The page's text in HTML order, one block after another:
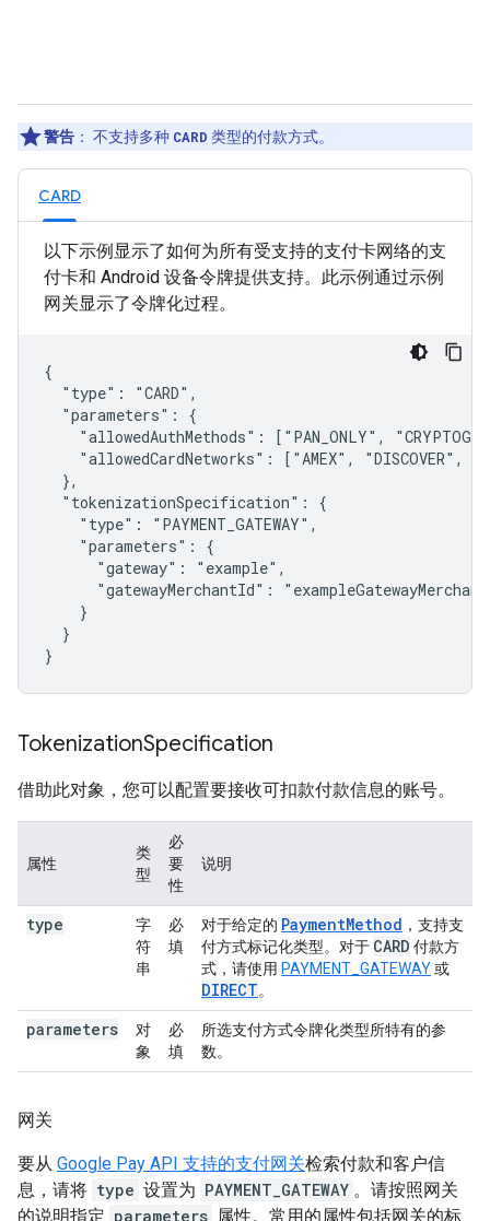
警告 ： 不支持多种 CARD 类型的付款方式。
CARD
以下示例显示了如何为所有受支持的支付卡网络的支
付卡和 Android 设备令牌提供支持。此示例通过示例
网关显示了令牌化过程。
{
  "type": "CARD",
  "parameters": {
"allowedAuthMethods": ["PAN_ONLY",
"allowedCardNetworks": ["AMEX", "DISCOVER",
  },
  "tokenizationSpecification": {
    "type": "PAYMENT_GATEWAY",
    "parameters": {
      "gateway": "example",
"gatewayMerchantId":
    }
  }
TokenizationSpecification
借助此对象，您可以配置要接收可扣款付款信息的账号。
属性
类
型
必
要
性
说明
type
字
符
串
必
填
对于给定的 PaymentMethod ，支持支
付方式标记化类型。对于 CARD 付款方
式，请使用 PAYMENT_GATEWAY或
DIRECT。
parameters
对
象
必
填
所选支付方式令牌化类型所特有的参
数。
网关
要从 Google Pay API 支持的支付网关检索付款和客户信
息，请将 type 设置为 PAYMENT_GATEWAY 。请按照网关
的说明指定 parameters 属性。常用的属性包括网关的标